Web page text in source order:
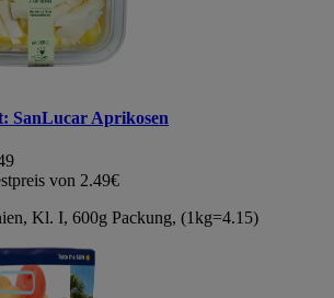
SanLucar Aprikosen
von 2.49€
Kl. I, 600g Packung, (1kg=4.15)